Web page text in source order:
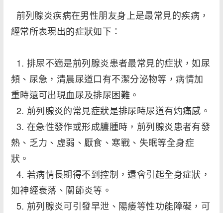
前列腺炎疾病在男性朋友身上是最常見的疾病，
經常所表現出的症狀如下：
1. 排尿不適是前列腺炎患者最常見的症狀，如尿
頻、尿急，清晨尿道口有不潔分泌物等，病情加
重時還可出現血尿及排尿困難。
2. 前列腺炎的常見症狀是排尿時尿道有灼痛感。
3. 在急性發作或形成膿腫時，前列腺炎患者有發
熱、乏力、虛弱、厭食、寒戰、失眠等全身症
狀。
4. 若病情長期得不到控制，還會引起全身症狀，
如神經衰落、關節炎等。
5. 前列腺炎可引發早泄、陽痿等性功能障礙，可